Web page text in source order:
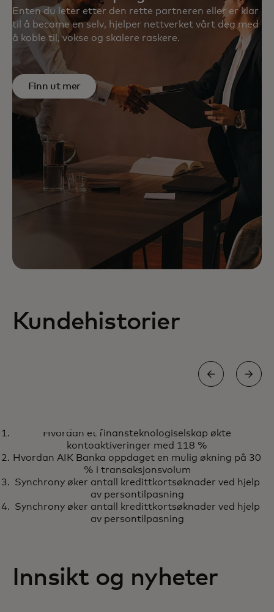
Enten du leter etter den rette partneren eller er klar
til å become en selv, hjelper nettverket vårt deg med
å koble til, vokse og skalere raskere.
Finn ut mer
Kundehistorier
Tilpassehandleopplevelsen på
bare seks måneder med Sweaty
Finn ut mer
Hvordan et finansteknologiselskap økte
kontoaktiveringer med 118 %
Hvordan AIK Banka oppdaget en mulig økning på 30
% i transaksjonsvolum
Synchrony øker antall kredittkortsøknader ved hjelp
av persontilpasning
Synchrony øker antall kredittkortsøknader ved hjelp
av persontilpasning
Innsikt og nyheter